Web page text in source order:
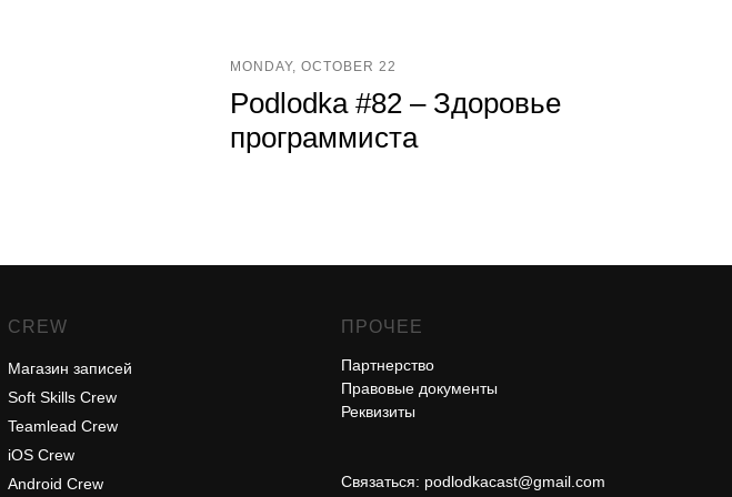
MONDAY, OCTOBER 22
Podlodka #82 – Здоровье
программиста
CREW
Магазин записей
Soft Skills Crew
Teamlead Crew
iOS Crew
Android Crew
ПРОЧЕЕ
Партнерство
Правовые документы
Реквизиты
Связаться: podlodkacast@gmail.com